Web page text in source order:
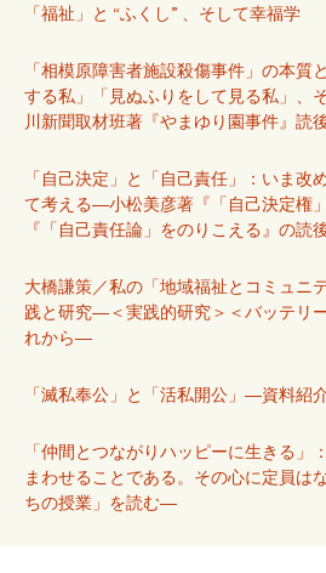
「福祉」と “ふくし” 、そして幸福学
「相模原障害者施設殺傷事件」の本質
する私」「見ぬふりをして見る私」、
川新聞取材班著『やまゆり園事件』読
「自己決定」と「自己責任」：いま改
て考える―小松美彦著『「自己決定権
『「自己責任論」をのりこえる』の読
大橋謙策／私の「地域福祉とコミュニ
践と研究―＜実践的研究＞＜バッテリ
れから―
「滅私奉公」と「活私開公」―資料紹
「仲間とつながりハッピーに生きる」
まわせることである。その心に定員
ちの授業」を読む―